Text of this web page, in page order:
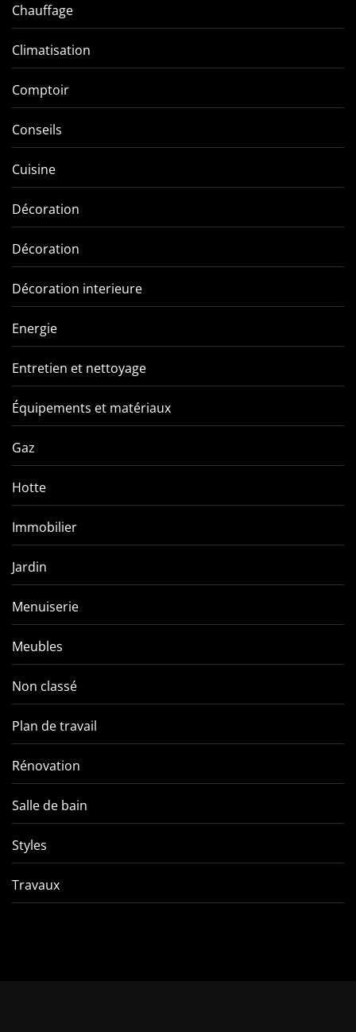
Chauffage
Climatisation
Comptoir
Conseils
Cuisine
Décoration
Décoration
Décoration interieure
Energie
Entretien et nettoyage
Équipements et matériaux
Gaz
Hotte
Immobilier
Jardin
Menuiserie
Meubles
Non classé
Plan de travail
Rénovation
Salle de bain
Styles
Travaux